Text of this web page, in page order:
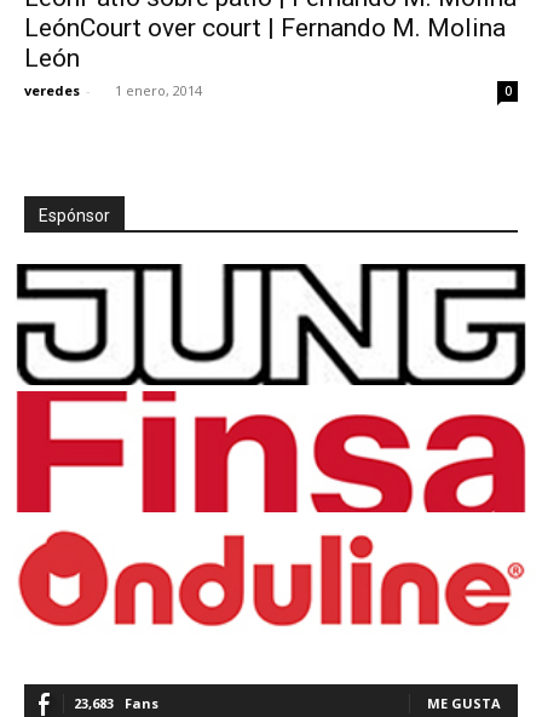
LeónCourt over court | Fernando M. Molina
León
veredes - 1 enero, 2014 0
Espónsor
23,683 Fans ME GUSTA